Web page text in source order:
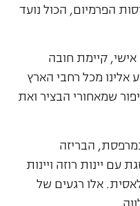
הפרמיום, הכול נועד
קיימת חובה
מכל רחבי הארץ
שמאחורי הבציר ואת
הבריזה
יינות רוזה ויינות
אלו רגעים של